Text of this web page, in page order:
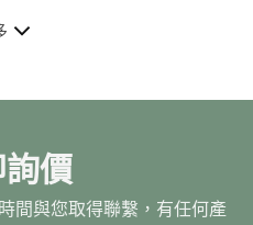
價
間與您取得聯繫，有任何產